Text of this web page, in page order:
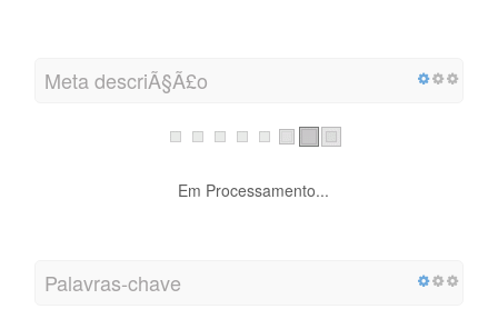
Meta descriÃ§Ã£o
Em Processamento...
Palavras-chave